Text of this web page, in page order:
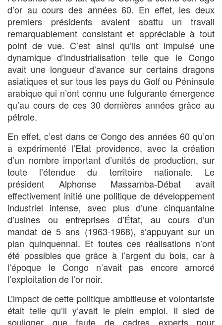
d’or au cours des années 60. En effet, les deux
premiers présidents avaient abattu un travail
remarquablement consistant et appréciable à tout
point de vue. C’est ainsi qu’ils ont impulsé une
dynamique d’industrialisation telle que le Congo
avait une longueur d’avance sur certains dragons
asiatiques et sur tous les pays du Golf ou Péninsule
arabique qui n’ont connu une fulgurante émergence
qu’au cours de ces 30 dernières années grâce au
pétrole.
En effet, c’est dans ce Congo des années 60 qu’on
a expérimenté l’Etat providence, avec la création
d’un nombre important d’unités de production, sur
toute l’étendue du territoire nationale. Le
président Alphonse Massamba-Débat avait
effectivement initié une politique de développement
industriel intense, avec plus d’une cinquantaine
d’usines ou entreprises d’État, au cours d’un
mandat de 5 ans (1963-1968), s’appuyant sur un
plan quinquennal. Et toutes ces réalisations n’ont
été possibles que grâce à l’argent du bois, car à
l’époque le Congo n’avait pas encore amorcé
l’exploitation de l’or noir.
L’impact de cette politique ambitieuse et volontariste
était telle qu’il y’avait le plein emploi. Il sied de
souligner que faute de cadres experts pour